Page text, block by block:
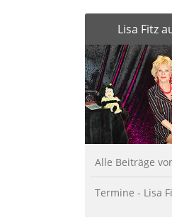
Lisa Fitz
Alle Beiträge
Termine - Lisa